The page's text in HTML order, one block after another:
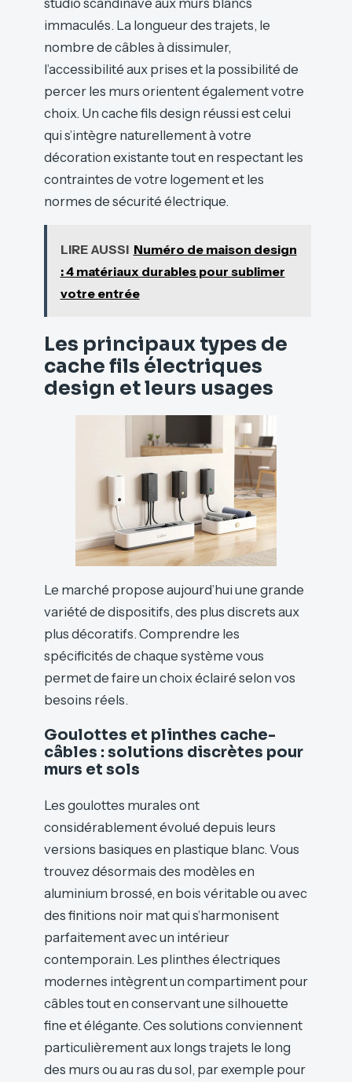
immaculés. La longueur des trajets, le
nombre de câbles à dissimuler,
l’accessibilité aux prises et la possibilité de
percer les murs orientent également votre
choix. Un cache fils design réussi est celui
qui s’intègre naturellement à votre
décoration existante tout en respectant les
contraintes de votre logement et les
normes de sécurité électrique.
LIRE AUSSI Numéro de maison design
: 4 matériaux durables pour sublimer
votre entrée
Les principaux types de
cache fils électriques
design et leurs usages
Le marché propose aujourd’hui une grande
variété de dispositifs, des plus discrets aux
plus décoratifs. Comprendre les
spécificités de chaque système vous
permet de faire un choix éclairé selon vos
besoins réels.
Goulottes et plinthes cache-
câbles : solutions discrètes pour
murs et sols
Les goulottes murales ont
considérablement évolué depuis leurs
versions basiques en plastique blanc. Vous
trouvez désormais des modèles en
aluminium brossé, en bois véritable ou avec
des finitions noir mat qui s’harmonisent
parfaitement avec un intérieur
contemporain. Les plinthes électriques
modernes intègrent un compartiment pour
câbles tout en conservant une silhouette
fine et élégante. Ces solutions conviennent
particulièrement aux longs trajets le long
des murs ou au ras du sol, par exemple pour